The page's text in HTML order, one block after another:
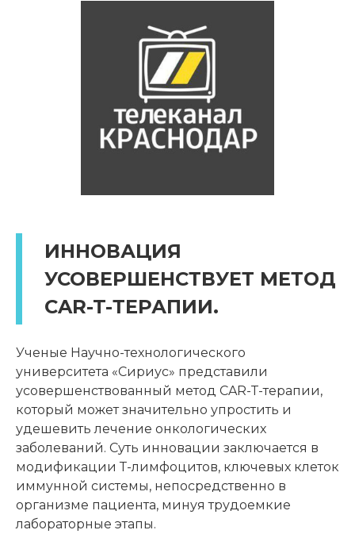
ИННОВАЦИЯ
УСОВЕРШЕНСТВУЕТ МЕТОД
CAR-T-ТЕРАПИИ.
Ученые Научно-технологического
университета «Сириус» представили
усовершенствованный метод CAR-T-терапии,
который может значительно упростить и
удешевить лечение онкологических
заболеваний. Суть инновации заключается в
модификации Т-лимфоцитов, ключевых клеток
иммунной системы, непосредственно в
организме пациента, минуя трудоемкие
лабораторные этапы.